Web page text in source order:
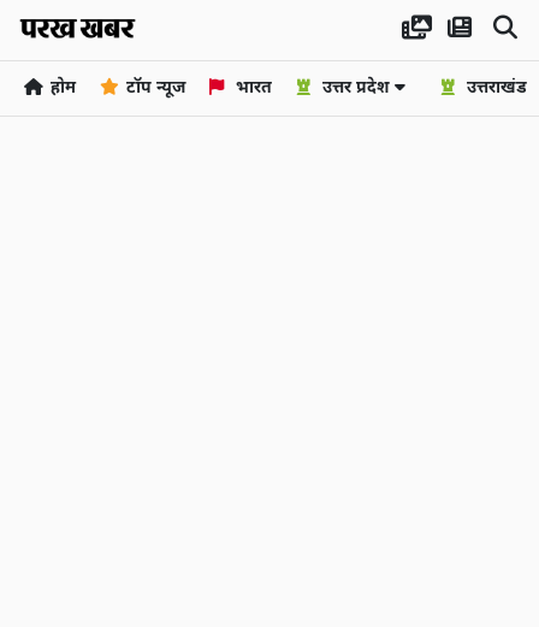
होम टॉप न्यूज भारत उत्तर प्रदेश उत्तराखंड